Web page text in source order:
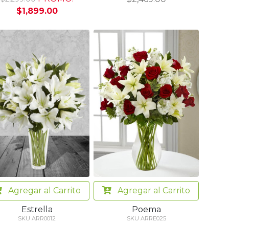
$1,899.00
Agregaral Carrito
Estrella
SKU ARR0012
Agregaral Carrito
Poema
SKU ARRE025